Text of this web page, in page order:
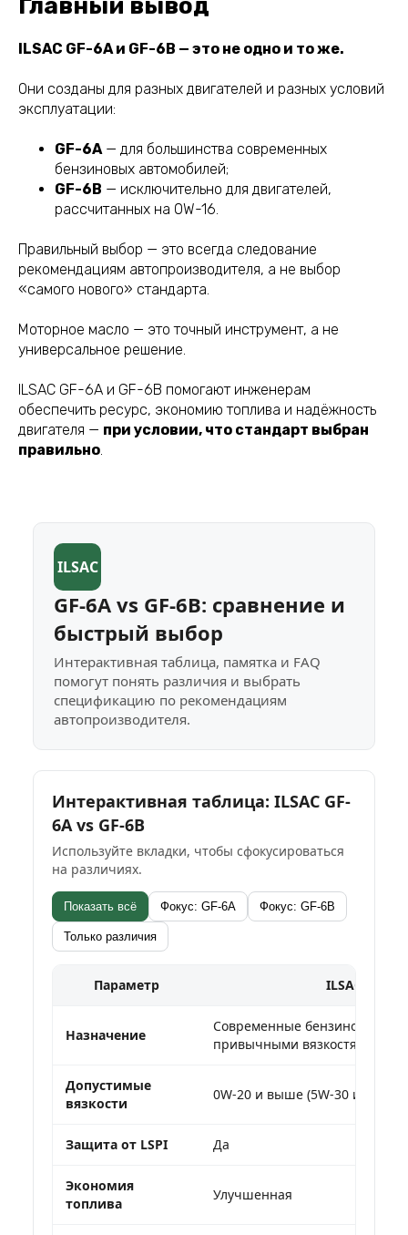
Главный вывод
ILSAC GF-6A и GF-6B — это не одно и то же.
Они созданы для разных двигателей и разных условий
эксплуатации:
GF-6A— для большинства современных
бензиновых автомобилей;
GF-6B — исключительно для двигателей,
рассчитанных на 0W-16.
Правильный выбор — это всегда следование
рекомендациям автопроизводителя, а не выбор
«самого нового» стандарта.
Моторное масло — это точный инструмент, а не
универсальное решение.
ILSAC GF-6A и GF-6B помогают инженерам
обеспечить ресурс, экономию топлива и надёжность
двигателя — при условии, что стандарт выбран
правильно.
ILSAC
GF-6A vs GF-6B: сравнение и
быстрый выбор
Интерактивная таблица, памятка и FAQ
помогут понять различия и выбрать
спецификацию по рекомендациям
автопроизводителя.
Интерактивная таблица: ILSAC GF-
6A vs GF-6B
Используйте вкладки, чтобы сфокусироваться
на различиях.
Показать всё Фокус: GF-6A Фокус: GF-6B
Только различия
Параметр ILSAC GF-6A
Назначение
Современные бензиновые
привычными вязкостями
Допустимые
вязкости
0W-20 и выше (5W-30 и др.)
Защита от LSPI Да
Экономия
топлива
Улучшенная